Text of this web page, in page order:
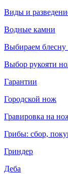
Виды и
Водные камни
Выбираем блесну
Выбор рукояти
Гарантии
Городской нож
Гравировка на
Грибы: сбор,
Гриндер
Деба